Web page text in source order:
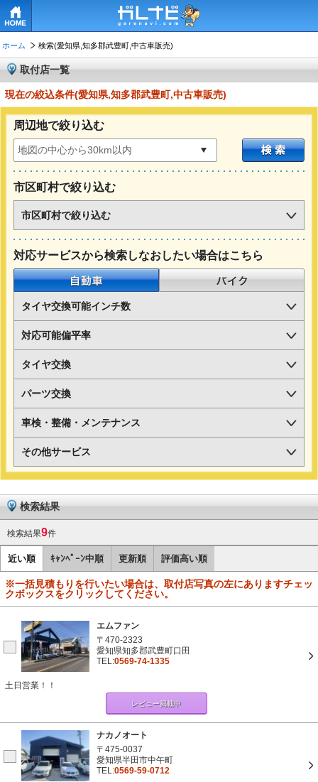
ホーム 検索(愛知県,知多郡武豊町,中古車販売)
取付店一覧
現在の絞込条件(愛知県,知多郡武豊町,中古車販売)
周辺地で絞り込む
市区町村で絞り込む
市区町村で絞り込む
対応サービスから検索しなおしたい場合はこちら
自動車
タイヤ交換可能インチ数
対応可能偏平率
タイヤ交換
パーツ交換
車検・整備・メンテナンス
その他サービス
検索結果
検索結果9件
近い順 ｷｬﾝﾍﾟｰﾝ中順 更新順 評価高い順
※一括見積もりを行いたい場合は、取付店写真の左にありますチェッ
クボックスをクリックしてください。
エムファン
〒470-2323
愛知県知多郡武豊町口田
TEL:0569-74-1335
土日営業！！
レビュー掲載中
ナカノオート
〒475-0037
愛知県半田市中午町
TEL:0569-59-0712